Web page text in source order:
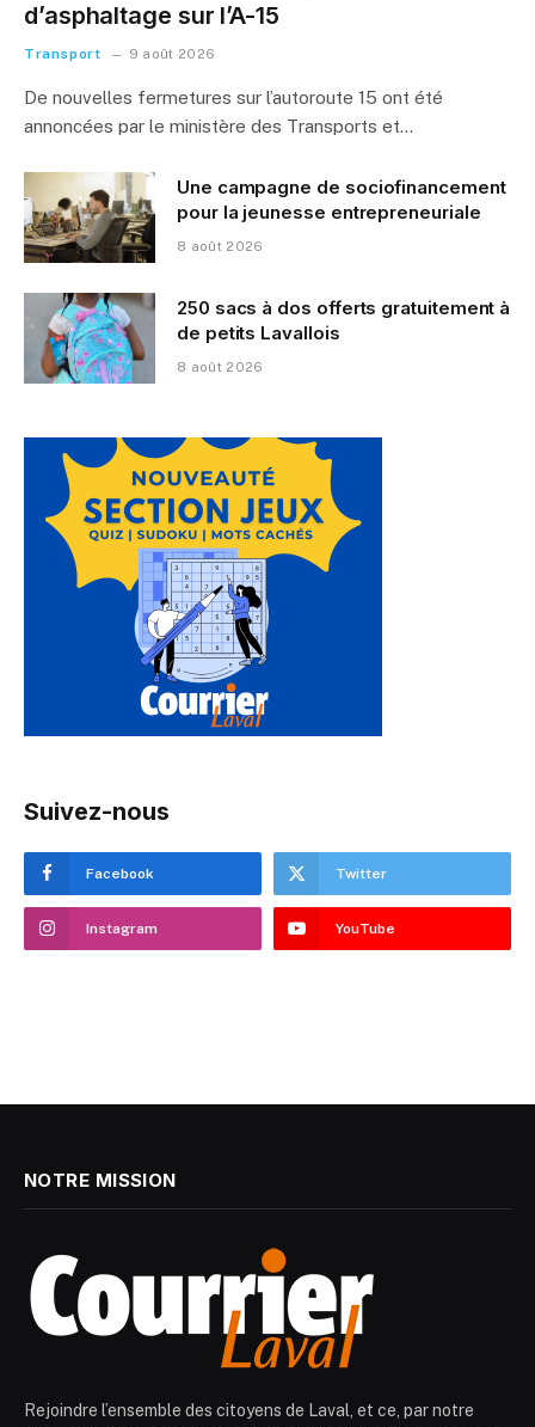
d’asphaltage sur l’A-15
Transport 9 août 2026
De nouvelles fermetures sur l’autoroute 15 ont été
annoncées par le ministère des Transports et…
Une campagne de sociofinancement
pour la jeunesse entrepreneuriale
8 août 2026
250 sacs à dos offerts gratuitement à
de petits Lavallois
8 août 2026
Suivez-nous
Facebook Twitter
Instagram YouTube
NOTRE MISSION
Rejoindre l’ensemble des citoyens de Laval, et ce, par notre